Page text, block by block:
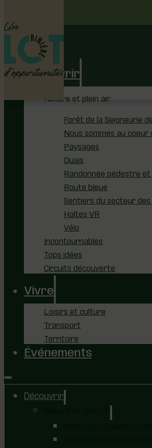
Découvrir
Nature et plein air
Forêt de la Seigneurie
Nous sommes au
Paysages
Quais
Randonnée pédestre
Route bleue
Sentiers du secteur
Haltes VR
Vélo
Incontournables
Tops idées
Circuits découverte
Vivre
Loisirs et culture
Transport
Territoire
Événements
Découvrir